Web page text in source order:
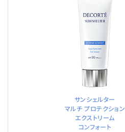
サンシェルター
マルチ プロテクション
エクストリーム
コンフォート